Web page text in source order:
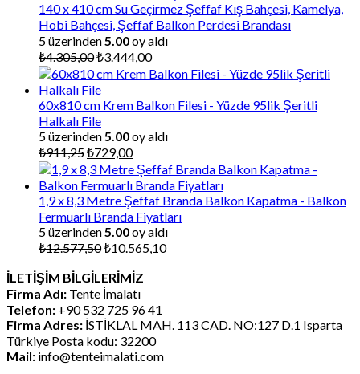
140 x 410 cm Su Geçirmez Şeffaf Kış Bahçesi, Kamelya,
Hobi Bahçesi, Şeffaf Balkon Perdesi Brandası
5 üzerinden5.00oy aldı
₺4.305,00Orijinal
fiyat:
₺4.305,00.
₺3.444,00Şu
andaki
₺3.444,00.
60x810 cm Krem Balkon Filesi - Yüzde 95lik Şeritli
Halkalı File
5 üzerinden5.00oy aldı
₺911,25Orijinal
fiyat:
₺911,25.
₺729,00Şu
andaki
fiyat:
₺729,00.
1,9 x 8,3 Metre Şeffaf Branda Balkon Kapatma - Balkon
Fermuarlı Branda Fiyatları
5 üzerinden5.00oy aldı
₺12.577,50Orijinal
₺12.577,50.
₺10.565,10Şu
İLETİŞİM BİLGİLERİMİZ
Firma Adı: Tente İmalatı
Telefon: +90 532 725 96 41
Firma Adres: İSTİKLAL MAH. 113 CAD. NO:127 D.1 Isparta
Türkiye Posta kodu: 32200
Mail: info@tenteimalati.com